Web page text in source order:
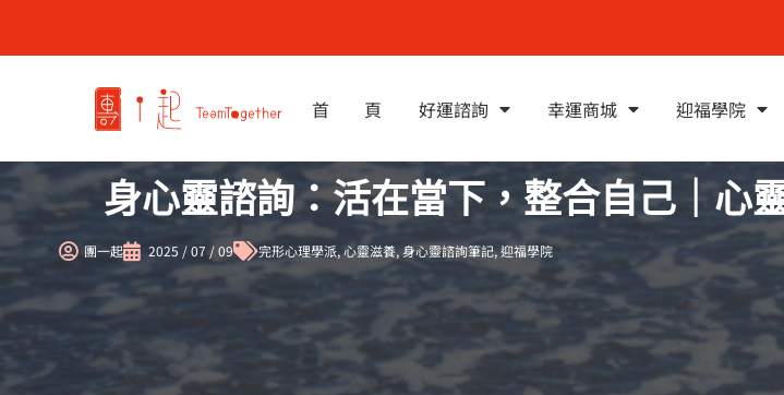
容
首 頁 好運諮詢 幸運商城 迎福學院
身心靈諮詢：活在當下，整合自己｜心
團一起 2025 / 07 / 09 完形心理學派,心靈滋養,身心靈諮詢筆記,迎福學院